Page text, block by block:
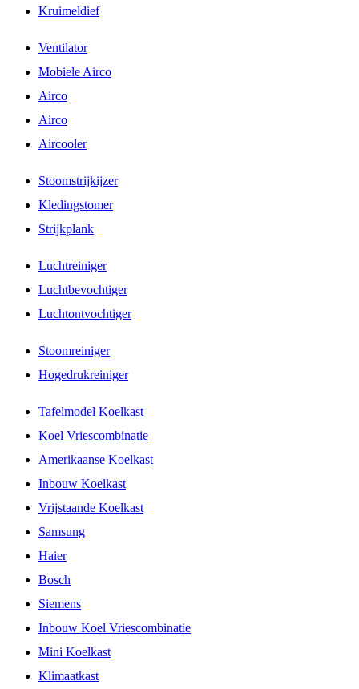
Kruimeldief
Ventilator
Mobiele Airco
Airco
Airco
Aircooler
Stoomstrijkijzer
Kledingstomer
Strijkplank
Luchtreiniger
Luchtbevochtiger
Luchtontvochtiger
Stoomreiniger
Hogedrukreiniger
Tafelmodel Koelkast
Koel Vriescombinatie
Amerikaanse Koelkast
Inbouw Koelkast
Vrijstaande Koelkast
Samsung
Haier
Bosch
Siemens
Inbouw Koel Vriescombinatie
Mini Koelkast
Klimaatkast